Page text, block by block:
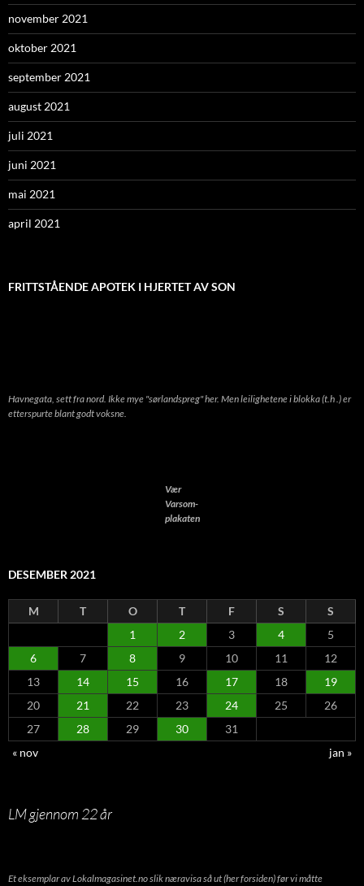
november 2021
oktober 2021
september 2021
august 2021
juli 2021
juni 2021
mai 2021
april 2021
FRITTSTÅENDE APOTEK I HJERTET AV SON
Havnegata, sett fra nord. Ikke mye "sørlandspreg" her. Men leilighetene i blokka (t.h .) er
etterspurte blant godt voksne.
Vær
Varsom-
plakaten
DESEMBER 2021
M T O T F S
S
1
2 3 4
5
6
7 8 9 10 11
12
13
14 15 16 17 18
19
20
21 22 23 24 25
26
27
28 29 30
31
« nov
jan »
LM gjennom 22 år
Et eksemplar av Lokalmagasinet.no slik næravisa så ut (her forsiden) før vi måtte